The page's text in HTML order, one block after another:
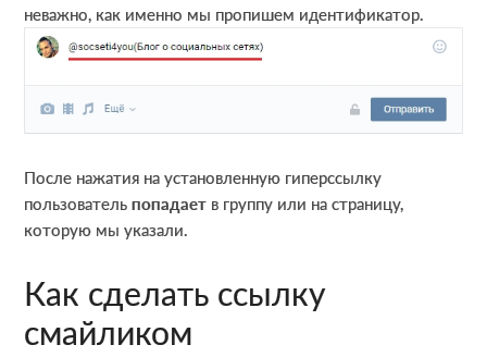
неважно, как именно мы пропишем идентификатор.
После нажатия на установленную гиперссылку
пользовательпопадает в группу или на страницу,
которую мы указали.
Как сделать ссылку
смайликом